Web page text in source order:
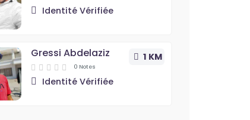
Identité Vérifiée
1 KM
Gressi Abdelaziz
0 Notes
Identité Vérifiée